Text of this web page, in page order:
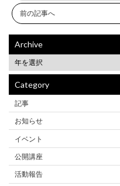
前の記事へ
Archive
Category
記事
お知らせ
イベント
公開講座
活動報告